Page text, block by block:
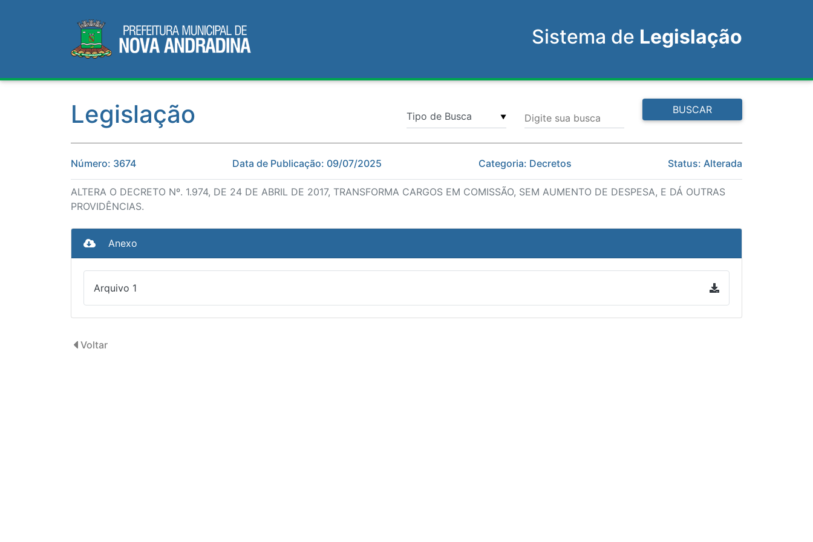
Sistema de Legislação
Legislação ▼ Digite sua busca
BUSCAR
Número: 3674 Data de Publicação: 09/07/2025 Categoria: Decretos Status: Alterada
ALTERA O DECRETO Nº. 1.974, DE 24 DE ABRIL DE 2017, TRANSFORMA CARGOS EM COMISSÃO, SEM AUMENTO DE DESPESA, E DÁ OUTRAS
PROVIDÊNCIAS.
Anexo
Arquivo 1
Voltar